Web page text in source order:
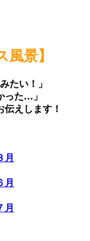
風景】
たい！」
った…」
えします！
月
月
月